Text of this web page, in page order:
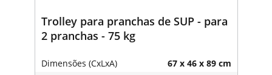
Trolley para pranchas de SUP - para
2 pranchas - 75 kg
Dimensões (CxLxA) 67 x 46 x 89 cm